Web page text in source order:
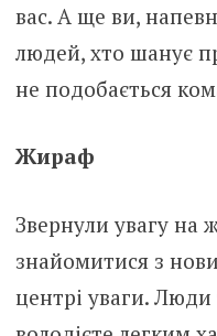
вас. А ще ви,
людей, хто шанує
не подобається
Жираф
Звернули увагу на
знайомитися з
центрі уваги. Люди